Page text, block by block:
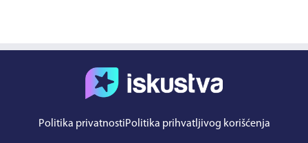
Politika privatnostiPolitika prihvatljivog korišćenja